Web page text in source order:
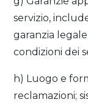
servizio,
garanzia
condizioni dei
h) Luogo e
reclamazioni;